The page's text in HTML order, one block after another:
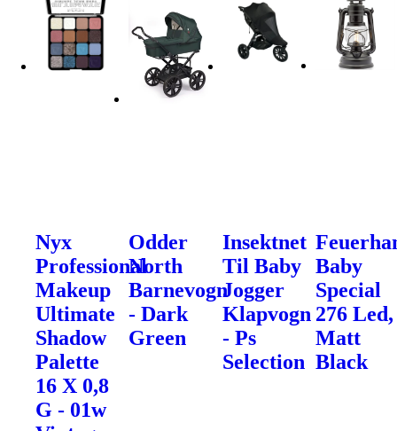
Nyx
Professional
Makeup
Ultimate
Shadow
Palette
16 X 0,8
G - 01w
Odder
North
Barnevogn
- Dark
Green
Insektnet
Til Baby
Jogger
Klapvogn
- Ps
Selection
Baby
Special
276 Led,
Matt
Black